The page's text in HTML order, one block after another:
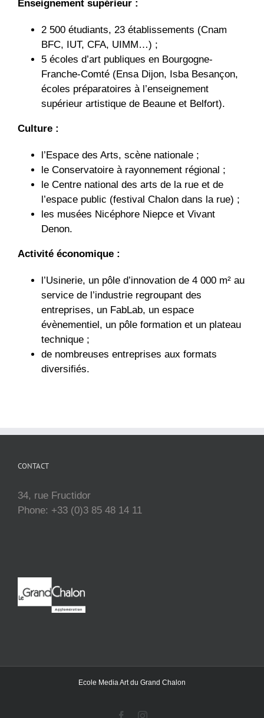
Enseignement supérieur :
2 500 étudiants, 23 établissements (Cnam
BFC, IUT, CFA, UIMM…) ;
5 écoles d’art publiques en Bourgogne-
Franche-Comté (Ensa Dijon, Isba Besançon,
écoles préparatoires à l’enseignement
supérieur artistique de Beaune et Belfort).
Culture :
l’Espace des Arts, scène nationale ;
le Conservatoire à rayonnement régional ;
le Centre national des arts de la rue et de
l’espace public (festival Chalon dans la rue) ;
les musées Nicéphore Niepce et Vivant
Denon.
Activité économique :
l’Usinerie, un pôle d’innovation de 4 000 m² au
service de l’industrie regroupant des
entreprises, un FabLab, un espace
évènementiel, un pôle formation et un plateau
technique ;
de nombreuses entreprises aux formats
diversifiés.
CONTACT
34, rue Fructidor
Phone: +33 (0)3 85 48 14 11
Ecole Media Art du Grand Chalon
FacebookInstagram